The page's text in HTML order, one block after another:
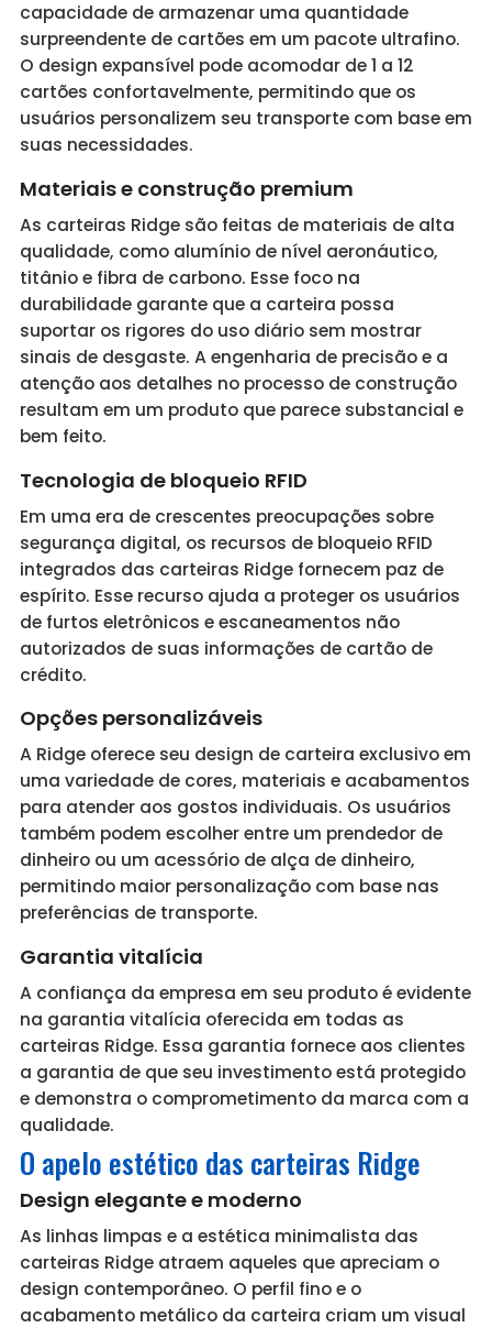
capacidade de armazenar uma quantidade
surpreendente de cartões em um pacote ultrafino.
O design expansível pode acomodar de 1 a 12
cartões confortavelmente, permitindo que os
usuários personalizem seu transporte com base em
suas necessidades.
Materiais e construção premium
As carteiras Ridge são feitas de materiais de alta
qualidade, como alumínio de nível aeronáutico,
titânio e fibra de carbono. Esse foco na
durabilidade garante que a carteira possa
suportar os rigores do uso diário sem mostrar
sinais de desgaste. A engenharia de precisão e a
atenção aos detalhes no processo de construção
resultam em um produto que parece substancial e
bem feito.
Tecnologia de bloqueio RFID
Em uma era de crescentes preocupações sobre
segurança digital, os recursos de bloqueio RFID
integrados das carteiras Ridge fornecem paz de
espírito. Esse recurso ajuda a proteger os usuários
de furtos eletrônicos e escaneamentos não
autorizados de suas informações de cartão de
crédito.
Opções personalizáveis
A Ridge oferece seu design de carteira exclusivo em
uma variedade de cores, materiais e acabamentos
para atender aos gostos individuais. Os usuários
também podem escolher entre um prendedor de
dinheiro ou um acessório de alça de dinheiro,
permitindo maior personalização com base nas
preferências de transporte.
Garantia vitalícia
A confiança da empresa em seu produto é evidente
na garantia vitalícia oferecida em todas as
carteiras Ridge. Essa garantia fornece aos clientes
a garantia de que seu investimento está protegido
e demonstra o comprometimento da marca com a
qualidade.
O apelo estético das carteiras Ridge
Design elegante e moderno
As linhas limpas e a estética minimalista das
carteiras Ridge atraem aqueles que apreciam o
design contemporâneo. O perfil fino e o
acabamento metálico da carteira criam um visual